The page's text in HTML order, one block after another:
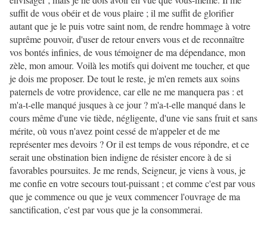
suffit de vous obéir et de vous plaire ; il me suffit de glorifier
autant que je le puis votre saint nom, de rendre hommage à votre
suprême pouvoir, d'user de retour envers vous et de reconnaître
vos bontés infinies, de vous témoigner de ma dépendance, mon
zèle, mon amour. Voilà les motifs qui doivent me toucher, et que
je dois me proposer. De tout le reste, je m'en remets aux soins
paternels de votre providence, car elle ne me manquera pas : et
m'a-t-elle manqué jusques à ce jour ? m'a-t-elle manqué dans le
cours même d'une vie tiède, négligente, d'une vie sans fruit et sans
mérite, où vous n'avez point cessé de m'appeler et de me
représenter mes devoirs ? Or il est temps de vous répondre, et ce
serait une obstination bien indigne de résister encore à de si
favorables poursuites. Je me rends, Seigneur, je viens à vous, je
me confie en votre secours tout-puissant ; et comme c'est par vous
que je commence ou que je veux commencer l'ouvrage de ma
sanctification, c'est par vous que je la consommerai.